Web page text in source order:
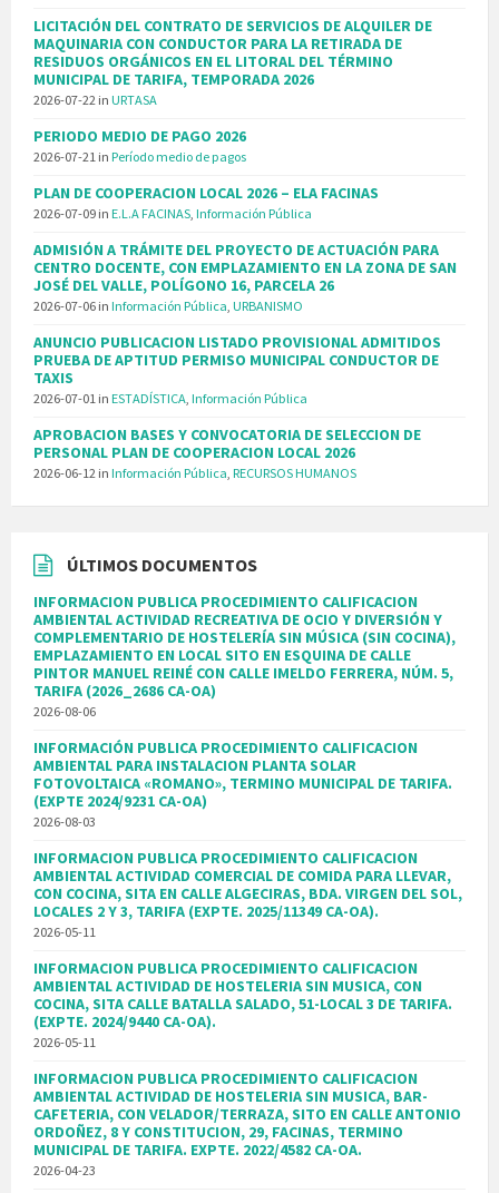
LICITACIÓN DEL CONTRATO DE SERVICIOS DE ALQUILER DE
MAQUINARIA CON CONDUCTOR PARA LA RETIRADA DE
RESIDUOS ORGÁNICOS EN EL LITORAL DEL TÉRMINO
MUNICIPAL DE TARIFA, TEMPORADA 2026
2026-07-22 in URTASA
PERIODO MEDIO DE PAGO 2026
2026-07-21 in Período medio de pagos
PLAN DE COOPERACION LOCAL 2026 – ELA FACINAS
2026-07-09 in E.L.A FACINAS, Información Pública
ADMISIÓN A TRÁMITE DEL PROYECTO DE ACTUACIÓN PARA
CENTRO DOCENTE, CON EMPLAZAMIENTO EN LA ZONA DE SAN
JOSÉ DEL VALLE, POLÍGONO 16, PARCELA 26
2026-07-06 in Información Pública, URBANISMO
ANUNCIO PUBLICACION LISTADO PROVISIONAL ADMITIDOS
PRUEBA DE APTITUD PERMISO MUNICIPAL CONDUCTOR DE
TAXIS
2026-07-01 in ESTADÍSTICA, Información Pública
APROBACION BASES Y CONVOCATORIA DE SELECCION DE
PERSONAL PLAN DE COOPERACION LOCAL 2026
2026-06-12 in Información Pública, RECURSOS HUMANOS
ÚLTIMOS DOCUMENTOS
INFORMACION PUBLICA PROCEDIMIENTO CALIFICACION
AMBIENTAL ACTIVIDAD RECREATIVA DE OCIO Y DIVERSIÓN Y
COMPLEMENTARIO DE HOSTELERÍA SIN MÚSICA (SIN COCINA),
EMPLAZAMIENTO EN LOCAL SITO EN ESQUINA DE CALLE
PINTOR MANUEL REINÉ CON CALLE IMELDO FERRERA, NÚM. 5,
TARIFA (2026_2686 CA-OA)
2026-08-06
INFORMACIÓN PUBLICA PROCEDIMIENTO CALIFICACION
AMBIENTAL PARA INSTALACION PLANTA SOLAR
FOTOVOLTAICA «ROMANO», TERMINO MUNICIPAL DE TARIFA.
(EXPTE 2024/9231 CA-OA)
2026-08-03
INFORMACION PUBLICA PROCEDIMIENTO CALIFICACION
AMBIENTAL ACTIVIDAD COMERCIAL DE COMIDA PARA LLEVAR,
CON COCINA, SITA EN CALLE ALGECIRAS, BDA. VIRGEN DEL SOL,
LOCALES 2 Y 3, TARIFA (EXPTE. 2025/11349 CA-OA).
2026-05-11
INFORMACION PUBLICA PROCEDIMIENTO CALIFICACION
AMBIENTAL ACTIVIDAD DE HOSTELERIA SIN MUSICA, CON
COCINA, SITA CALLE BATALLA SALADO, 51-LOCAL 3 DE TARIFA.
(EXPTE. 2024/9440 CA-OA).
2026-05-11
INFORMACION PUBLICA PROCEDIMIENTO CALIFICACION
AMBIENTAL ACTIVIDAD DE HOSTELERIA SIN MUSICA, BAR-
CAFETERIA, CON VELADOR/TERRAZA, SITO EN CALLE ANTONIO
ORDOÑEZ, 8 Y CONSTITUCION, 29, FACINAS, TERMINO
MUNICIPAL DE TARIFA. EXPTE. 2022/4582 CA-OA.
2026-04-23